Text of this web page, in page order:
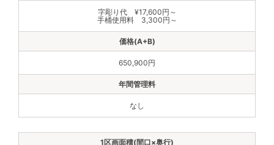
字彫り代 ¥17,600円～
手桶使用料 3,300円～
650,900円
なし